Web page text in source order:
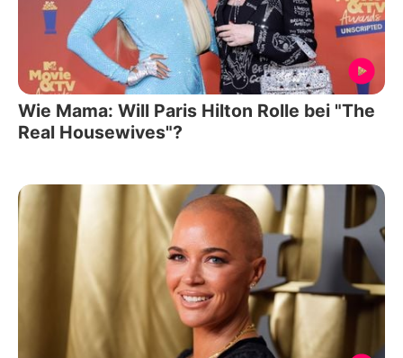
Wie Mama: Will Paris Hilton Rolle bei "The
Real Housewives"?